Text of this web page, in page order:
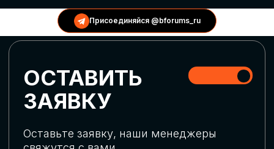
Присоединяйся @bforums_ru
ГЛОБАЛЬНАЯ
ЦИФРОВИЗАЦИЯ
актуальных трендов глобальной цифровой
трансформации. Узнаем о новых подходах
массовом использовании ИИ-
инструментов, обеспечении